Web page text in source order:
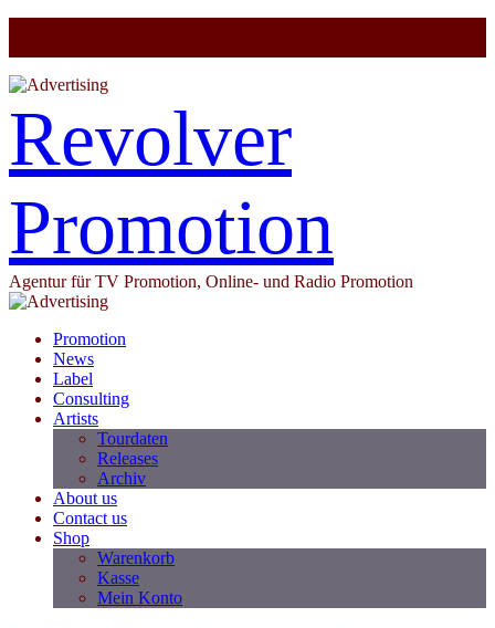
Revolver
Promotion
Agentur für TV Promotion, Online- und Radio Promotion
Promotion
News
Label
Consulting
Artists
Tourdaten
Releases
Archiv
About us
Contact us
Shop
Warenkorb
Kasse
Mein Konto